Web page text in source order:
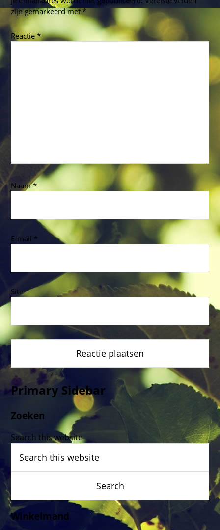
zijn gemarkeerd met*
Reactie*
Naam*
E-mail *
Site
Primary Sidebar
Zoeken
Search this website
Winkelmand